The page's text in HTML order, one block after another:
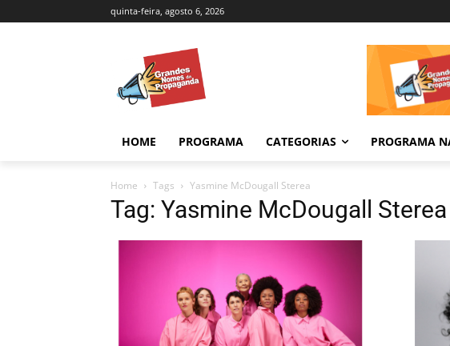
quinta-feira, agosto 6, 2026
HOME PROGRAMA CATEGORIAS PROGRAMA
Home Tags Yasmine McDougall Sterea
Tag: Yasmine McDougall Sterea